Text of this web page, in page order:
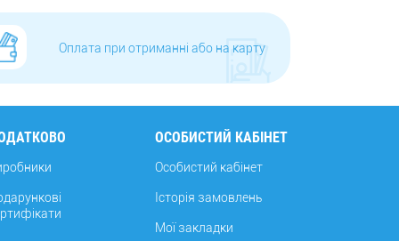
Оплата при отриманні або на карту
ОСОБИСТИЙ КАБІНЕТ
Особистий кабінет
Історія замовлень
Мої закладки